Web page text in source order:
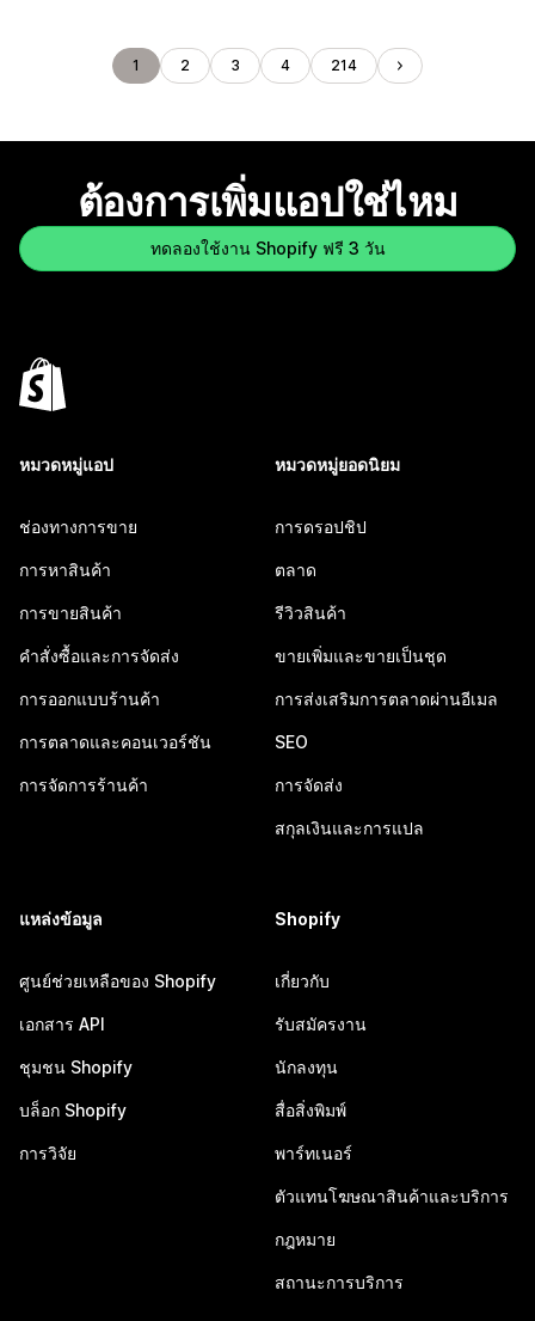
1 2 3 4 214
ต้องการเพิ่มแอปใช่ไหม
ทดลองใช้งาน Shopify ฟรี 3 วัน
หมวดหมู่แอป
ช่องทางการขาย
การหาสินค้า
การขายสินค้า
คำสั่งซื้อและการจัดส่ง
การออกแบบร้านค้า
การตลาดและคอนเวอร์ชัน
การจัดการร้านค้า
หมวดหมู่ยอดนิยม
การดรอปชิป
ตลาด
รีวิวสินค้า
ขายเพิ่มและขายเป็นชุด
การส่งเสริมการตลาดผ่านอีเมล
SEO
การจัดส่ง
สกุลเงินและการแปล
แหล่งข้อมูล
ศูนย์ช่วยเหลือของ Shopify
เอกสาร API
ชุมชน Shopify
บล็อก Shopify
การวิจัย
Shopify
เกี่ยวกับ
รับสมัครงาน
นักลงทุน
สื่อสิ่งพิมพ์
พาร์ทเนอร์
ตัวแทนโฆษณาสินค้าและบริการ
กฎหมาย
สถานะการบริการ